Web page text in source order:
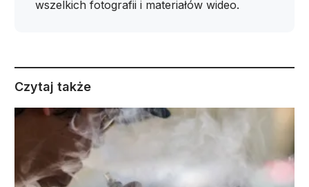
wszelkich fotografii i materiałów wideo.
Czytaj także